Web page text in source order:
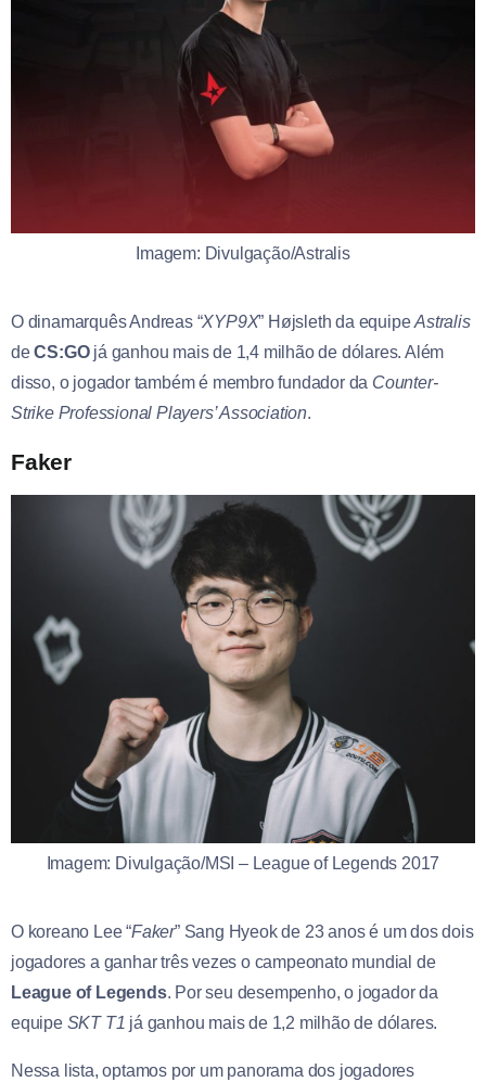
Imagem: Divulgação/Astralis
O dinamarquês Andreas “XYP9X” Højsleth da equipeAstralis
deCS:GOjá ganhou mais de 1,4 milhão de dólares. Além
disso, o jogador também é membro fundador da Counter-
Strike Professional Players’ Association.
Faker
Imagem: Divulgação/MSI – League of Legends 2017
O koreano Lee “Faker” Sang Hyeok de 23 anos é um dos dois
jogadores a ganhar três vezes o campeonato mundial de
League of Legends. Por seu desempenho, o jogador da
equipe SKT T1 já ganhou mais de 1,2 milhão de dólares.
Nessa lista, optamos por um panorama dos jogadores